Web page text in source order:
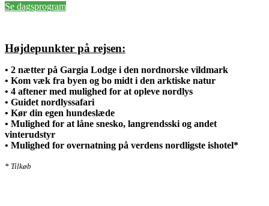
Se dagsprogram
Højdepunkter på rejsen:
• 2 nætter på Gargia Lodge i den nordnorske vildmark
• Kom væk fra byen og bo midt i den arktiske natur
• 4 aftener med mulighed for at opleve nordlys
• Guidet nordlyssafari
• Kør din egen hundeslæde
• Mulighed for at låne snesko, langrendsski og andet
vinterudstyr
• Mulighed for overnatning på verdens nordligste ishotel*
* Tilkøb